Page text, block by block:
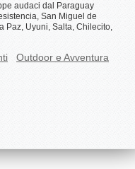
audaci dal Paraguay
San Miguel de
Paz, Uyuni, Salta, Chilecito,
Outdoor e Avventura